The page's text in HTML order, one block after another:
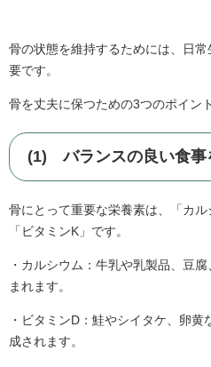
骨の状態を維持するためには、日
要です。
骨を丈夫に保つための3つのポイン
(1) バランスの良い食事
骨にとって重要な栄養素は、「カル
「ビタミンK」です。
・カルシウム：牛乳や乳製品、豆
まれます。
・ビタミンD：鮭やシイタケ、卵
成されます。